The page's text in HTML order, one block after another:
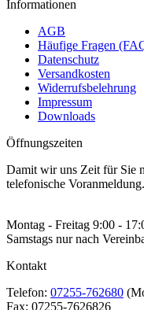
Informationen
AGB
Häufige Fragen
Datenschutz
Versandkosten
Widerrufsbelehrung
Impressum
Downloads
Öffnungszeiten
Damit wir uns Zeit für Sie
telefonische Voranmeldung.
Montag - Freitag 9:00 -
Samstags nur nach
Kontakt
Telefon: 07255-762680
Fax: 07255-7626826